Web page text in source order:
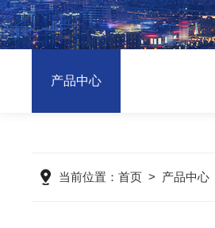
产品中心
当前位置：首页 > 产品中心